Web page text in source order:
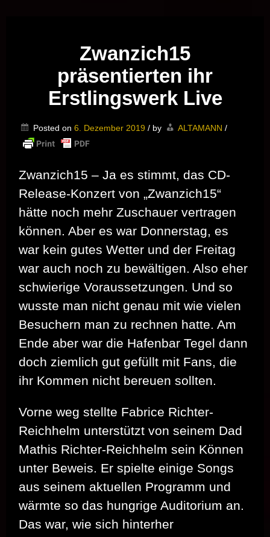
Zwanzich15
präsentierten ihr
Erstlingswerk Live
Posted on 6. Dezember 2019 / by ALTAMANN /
Zwanzich15 – Ja es stimmt, das CD-
Release-Konzert von „Zwanzich15“
hätte noch mehr Zuschauer vertragen
können. Aber es war Donnerstag, es
war kein gutes Wetter und der Freitag
war auch noch zu bewältigen. Also eher
schwierige Voraussetzungen. Und so
wusste man nicht genau mit wie vielen
Besuchern man zu rechnen hatte. Am
Ende aber war die Hafenbar Tegel dann
doch ziemlich gut gefüllt mit Fans, die
ihr Kommen nicht bereuen sollten.
Vorne weg stellte Fabrice Richter-
Reichhelm unterstützt von seinem Dad
Mathis Richter-Reichhelm sein Können
unter Beweis. Er spielte einige Songs
aus seinem aktuellen Programm und
wärmte so das hungrige Auditorium an.
Das war, wie sich hinterher